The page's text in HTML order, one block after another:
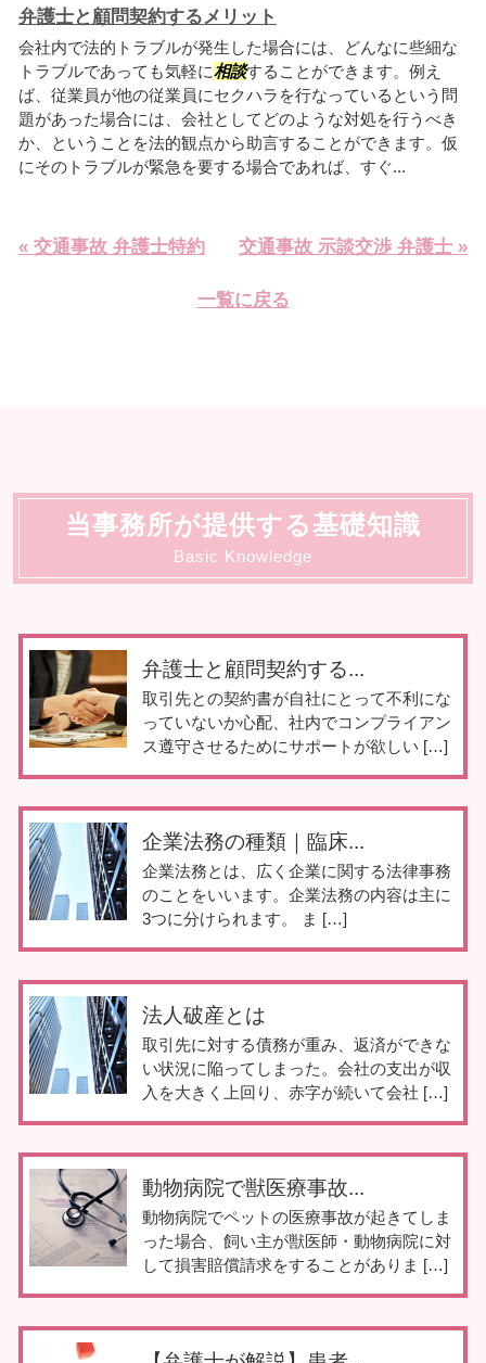
弁護士と顧問契約するメリット
会社内で法的トラブルが発生した場合には、どんなに些細な
トラブルであっても気軽に相談することができます。例え
ば、従業員が他の従業員にセクハラを行なっているという問
題があった場合には、会社としてどのような対処を行うべき
か、ということを法的観点から助言することができます。仮
にそのトラブルが緊急を要する場合であれば、すぐ...
« 交通事故 弁護士特約 交通事故 示談交渉 弁護士 »
一覧に戻る
当事務所が提供する基礎知識
Basic Knowledge
弁護士と顧問契約する...
取引先との契約書が自社にとって不利にな
っていないか心配、社内でコンプライアン
ス遵守させるためにサポートが欲しい […]
企業法務の種類｜臨床...
企業法務とは、広く企業に関する法律事務
のことをいいます。企業法務の内容は主に
3つに分けられます。 ま […]
法人破産とは
取引先に対する債務が重み、返済ができな
い状況に陥ってしまった。会社の支出が収
入を大きく上回り、赤字が続いて会社 […]
動物病院で獣医療事故...
動物病院でペットの医療事故が起きてしま
った場合、飼い主が獣医師・動物病院に対
して損害賠償請求をすることがありま […]